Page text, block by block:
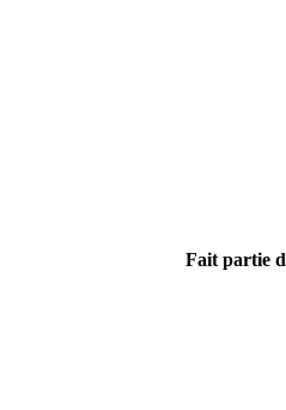
Fait partie